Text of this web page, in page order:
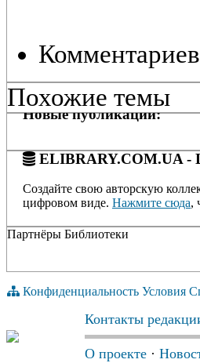
Похожие темы
Новые публикации:
ELIBRARY.COM.UA -
Создайте свою авторскую
цифровом виде. Нажмите сюда,
Партнёры Библиотеки
Конфиденциальность Условия
Контакты
О проекте ·